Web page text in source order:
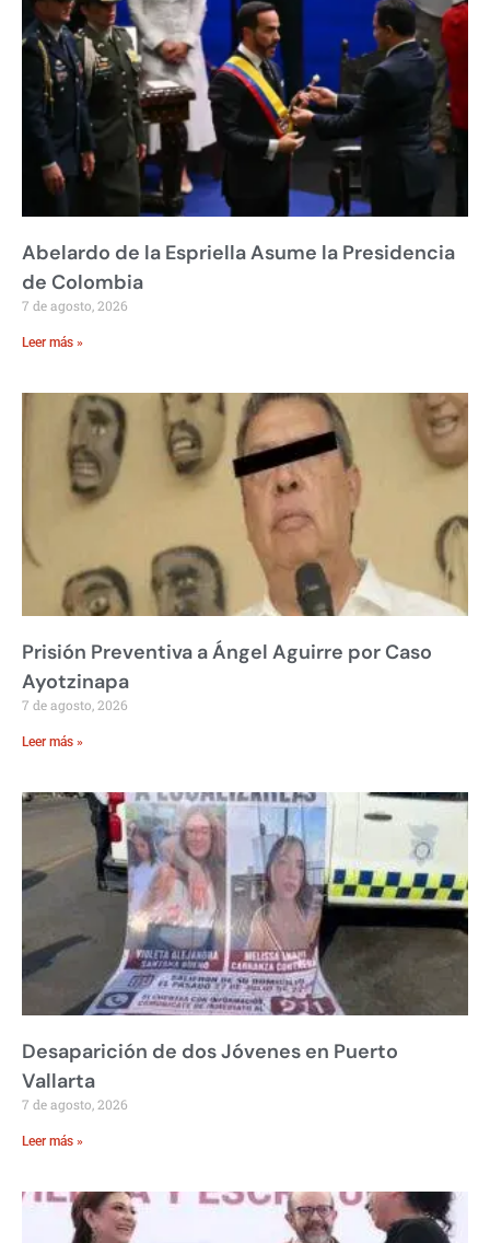
Abelardo de la Espriella Asume la Presidencia
de Colombia
7 de agosto, 2026
Leer más »
Prisión Preventiva a Ángel Aguirre por Caso
Ayotzinapa
7 de agosto, 2026
Leer más »
Desaparición de dos Jóvenes en Puerto
Vallarta
7 de agosto, 2026
Leer más »